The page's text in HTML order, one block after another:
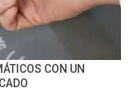
CON UN